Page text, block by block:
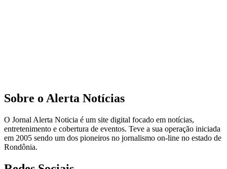
Sobre o Alerta Notícias
O Jornal Alerta Noticia é um site digital focado em notícias,
entretenimento e cobertura de eventos. Teve a sua operação iniciada
em 2005 sendo um dos pioneiros no jornalismo on-line no estado de
Rondônia.